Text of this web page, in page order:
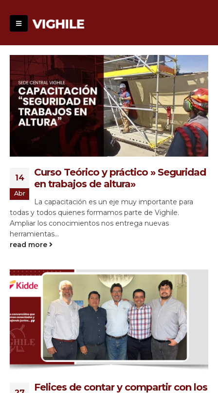
14
Abr
Curso Teórico y práctico » Seguridad
en trabajos de altura»
La capacitación es un eje muy importante para
todas y todos quienes formamos parte de Vighile.
Ampliar los conocimientos nos entrega nuevas
herramientas...
read more
Felices de contar y compartir con los